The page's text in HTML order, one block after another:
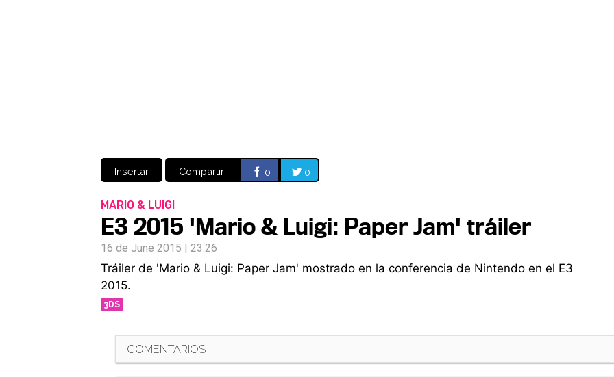
Insertar Compartir: 0 0
MARIO & LUIGI
E3 2015 'Mario & Luigi: Paper Jam' tráiler
16 de June 2015 | 23:26
Tráiler de 'Mario & Luigi: Paper Jam' mostrado en la conferencia de Nintendo en el E3
2015.
3DS
COMENTARIOS